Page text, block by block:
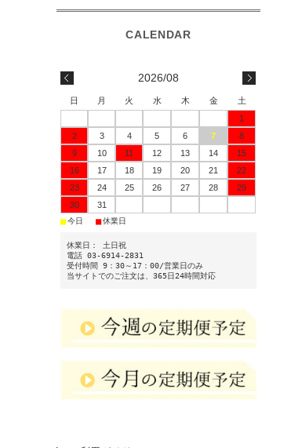
2026/08
日 月 火 水 木 金
土
1
2
3 4 5 6 7
8
9
10 11 12 13 14
15
16
17 18 19 20 21
22
23
24 25 26 27 28
29
30
31
■今日 ■休業日
休業日： 土日祝
電話 03-6914-2831
受付時間 9：30～17：00/営業日のみ
当サイトでのご注文は、365日24時間対応